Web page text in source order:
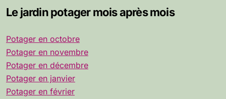
Le jardin potager mois après mois
Potager en octobre
Potager en novembre
Potager en décembre
Potager en janvier
Potager en février